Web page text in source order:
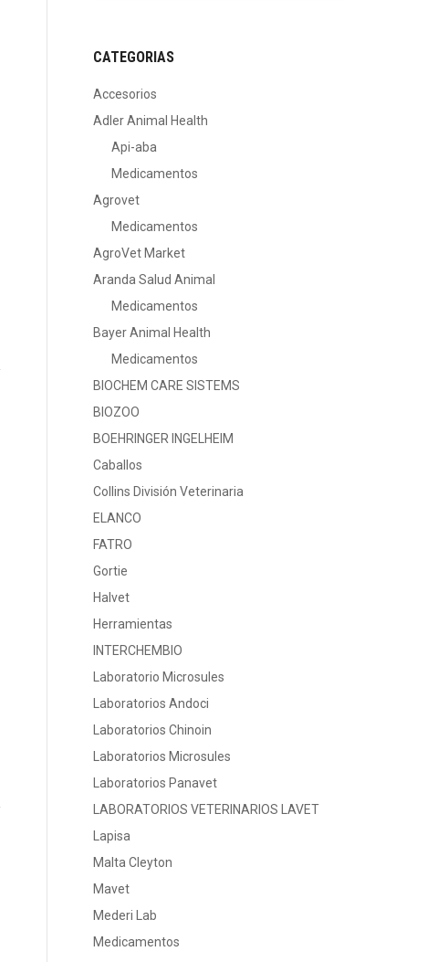
CATEGORIAS
Accesorios
Adler Animal Health
Api-aba
Medicamentos
Agrovet
Medicamentos
AgroVet Market
Aranda Salud Animal
Medicamentos
Bayer Animal Health
Medicamentos
BIOCHEM CARE SISTEMS
BIOZOO
BOEHRINGER INGELHEIM
Caballos
Collins División Veterinaria
ELANCO
FATRO
Gortie
Halvet
Herramientas
INTERCHEMBIO
Laboratorio Microsules
Laboratorios Andoci
Laboratorios Chinoin
Laboratorios Microsules
Laboratorios Panavet
LABORATORIOS VETERINARIOS LAVET
Lapisa
Malta Cleyton
Mavet
Mederi Lab
Medicamentos